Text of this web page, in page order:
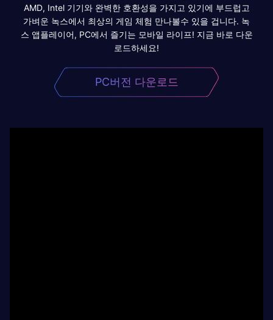
AMD, Intel 기기와 완벽한 호환성을 가지고 있기에 부드럽고
가벼운 녹스에서 최상의 게임 체험 만나볼수 있을 겁니다. 녹
스 앱플레이어, PC에서 즐기는 모바일 라이프! 지금 바로 다운
로드하세요!
PC버전 다운로드